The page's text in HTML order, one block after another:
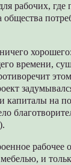
рабочих, где
времени,
капиталы на
рабочее
и